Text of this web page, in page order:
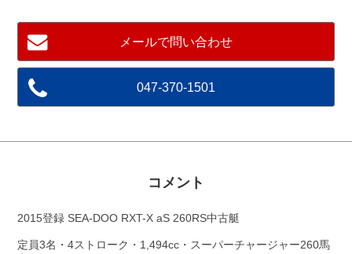
メールで問い合わせ
047-370-1501
コメント
2015登録 SEA-DOO RXT-X aS 260RS中古艇
定員3名・4ストローク・1,494cc・スーパーチャージャー260馬